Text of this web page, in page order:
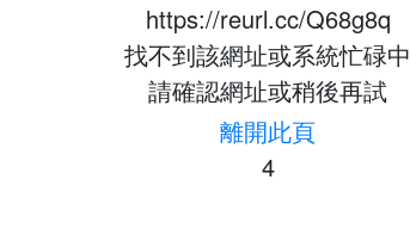
https://reurl.cc/Q68g8q
找不到該網址或系統忙碌中
請確認網址或稍後再試
離開此頁
4